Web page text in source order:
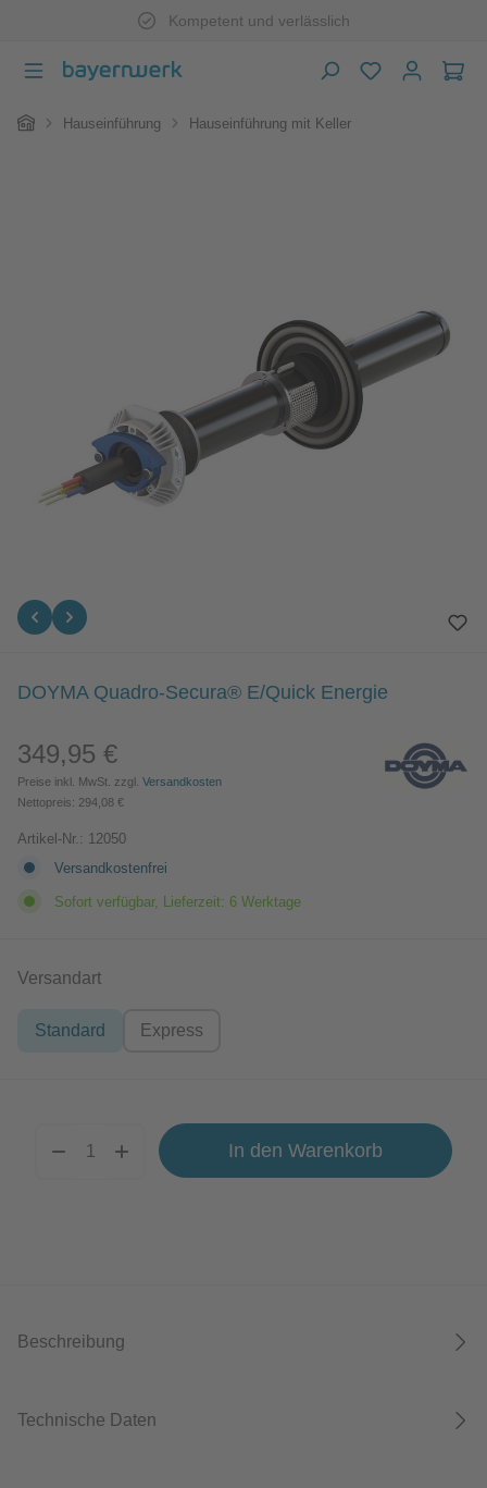
Zum Hauptinhalt springenKompetent und verlässlich
HomeHauseinführung Hauseinführung mit Keller
DOYMA Quadro-Secura® E/Quick Energie
Regulärer Preis:
349,95 €
Preise inkl. MwSt. zzgl. Versandkosten
Nettopreis: 294,08 €
Artikel-Nr.: 12050
Versandkostenfrei
Sofort verfügbar, Lieferzeit: 6 Werktage
Versandartauswählen
Standard Express
In den Warenkorb
Beschreibung
Technische Daten